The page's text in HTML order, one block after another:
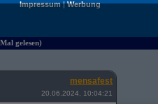
Impressum|Werbung
gelesen)
mensafest
20.06.2024, 10:04:21